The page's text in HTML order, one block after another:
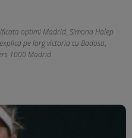
optimi Madrid, Simona Halep
pe larg victoria cu Badosa,
1000 Madrid